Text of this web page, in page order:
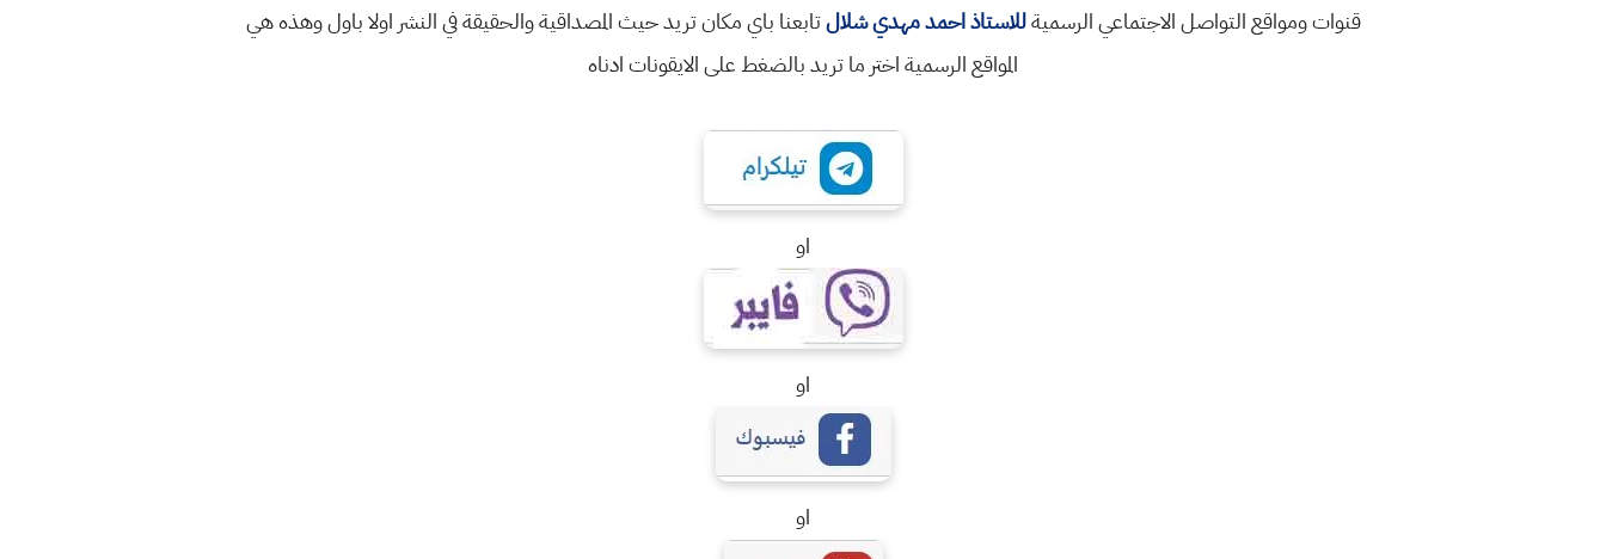
قنوات ومواقع التواصل الاجتماعي الرسميةللاستاذ احمد مهدي شلالتابعنا باي مكان تريد حيث المصداقية والحقيقة في النشر اولا باول وهذه هي
المواقع الرسمية اختر ما تريد بالضغط على الايقونات ادناه
او
او
او